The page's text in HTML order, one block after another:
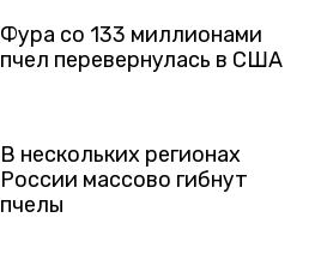
Фура со 133 миллионами
пчел перевернулась в США
В нескольких регионах
России массово гибнут
пчелы